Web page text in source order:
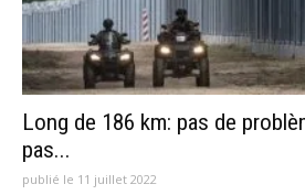
Long de 186 km: pas de
pas...
publié le 11 juillet 2022